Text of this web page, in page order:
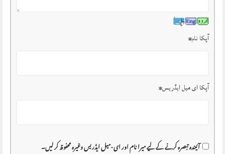
آپکا نام*
آپکا ای میل ایڈریس*
آئیندہ تبصرہ کرنے کے لیے میرا نام اور ای-میل ایڈریس وغیرہ محفوظ کر لیں۔